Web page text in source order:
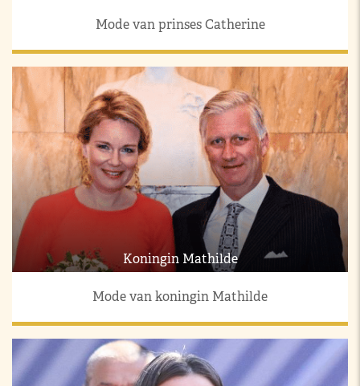
Mode van prinses Catherine
Koningin Mathilde
Mode van koningin Mathilde